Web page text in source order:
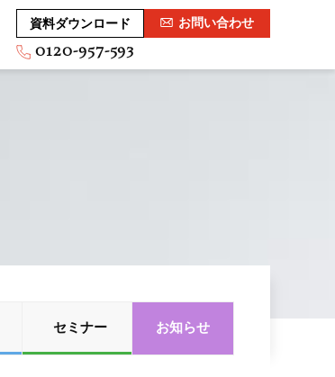
資料ダウンロード お問い合わせ
0120-957-593
セミナー お知らせ